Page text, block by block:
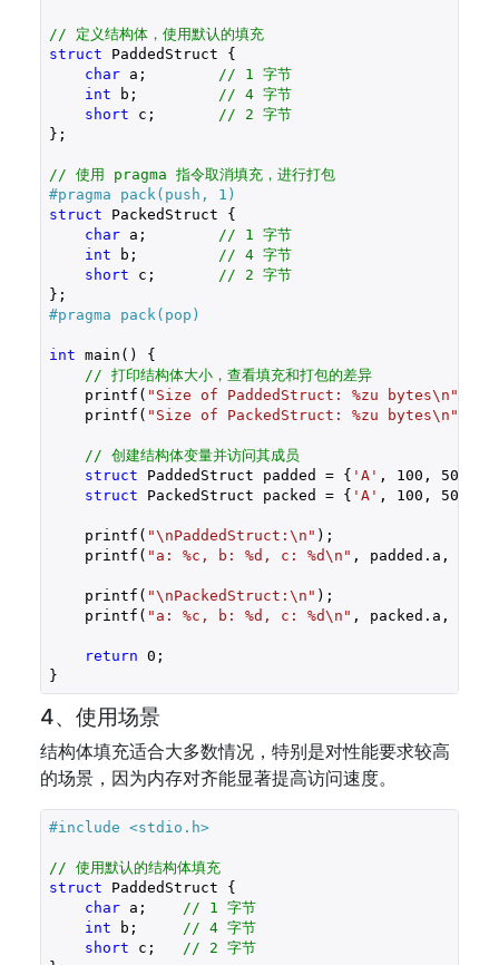
// 定义结构体，使用默认的填充
struct PaddedStruct {
char a;
// 1 字节
int b;
// 4 字节
short c;
// 2 字节
};
// 使用 pragma 指令取消填充，进行打包
#pragma pack(push, 1)
struct PackedStruct {
char a;
// 1 字节
int b;
// 4 字节
short c;
// 2 字节
#pragma pack(pop)
int main() {
// 打印结构体大小，查看填充和打包的差异
    printf(
"Size of PaddedStruct: %zu bytes\n"
    printf(
"Size of PackedStruct: %zu bytes\n"
// 创建结构体变量并访问其成员
struct PaddedStruct padded = { 'A' , 100 , 50
struct PackedStruct packed = { 'A' , 100 , 50
    printf(
"\nPaddedStruct:\n" );
    printf(
"a: %c, b: %d, c: %d\n" , padded.a,
    printf(
"\nPackedStruct:\n" );
    printf(
"a: %c, b: %d, c: %d\n" , packed.a,
return 0 ;
}
4、使用场景
结构体填充适合大多数情况，特别是对性能要求较高
的场景，因为内存对齐能显著提高访问速度。
#include <stdio.h>
// 使用默认的结构体填充
struct PaddedStruct {
char a;
// 1 字节
int b;
// 4 字节
short c;
// 2 字节